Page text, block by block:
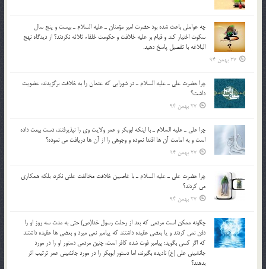
چه عواملي باعث شده بود حضرت امير مؤمنان ـ عليه السلام ـ بيست و پنج سال
سکوت اختيار کند و قيام بر عليه خلافت و حکومت خلفاء ثلاثه نکردند؟ از ديدگاه نهج
البلاغه با تفصيل پاسخ دهيد.
27 بهمن 94
چرا حضرت علي ـ عليه السلام ـ در شورايي كه عثمان را به خلافت برگزيدند، عضويت
داشت؟
27 بهمن 94
چرا علي ـ عليه السلام ـ با اينكه ابوبكر و عمر ولايت وي را نپذيرفتند، دست بيعت داده
است و به امامت آن ها اقتدا نموده و وجوهي را از آن ها دريافت مي نموده؟
27 بهمن 94
چرا حضرت علي ـ عليه السلام ـ با غاصبين خلافت مخالفت علني نکرد، بلكه همكاري
مي کردند؟
27 بهمن 94
چگونه ممكن است مردمي كه بعد از رحلت رسول خدا(ص) حتی به مدت سه روز او را
دفن نمي كردند و یا بعضي عقيده داشتند كه پيامبر نمي ميرد و بعضي ها عقيده داشتند
كه اگر كسي بگويد: پيامبر فوت شده كافر است، چنین مردمی دستور او را در مورد
جانشيني علي (ع) ناديده بگيرند، اما دستور ابوبكر را در مورد جانشيني عمر ترتیب اثر
بدهند؟